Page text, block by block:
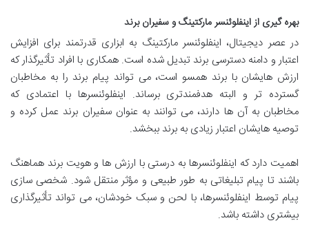
بهره گیری از اینفلوئنسر مارکتینگ و سفیران برند
در عصر دیجیتال، اینفلوئنسر مارکتینگ به ابزاری قدرتمند برای افزایش
اعتبار و دامنه دسترسی برند تبدیل شده است. همکاری با افراد تأثیرگذار که
ارزش هایشان با برند همسو است، می تواند پیام برند را به مخاطبان
گسترده تر و البته هدفمندتری برساند. اینفلوئنسرها با اعتمادی که
مخاطبان به آن ها دارند، می توانند به عنوان سفیران برند عمل کرده و
توصیه هایشان اعتبار زیادی به برند ببخشد.
اهمیت دارد که اینفلوئنسرها به درستی با ارزش ها و هویت برند هماهنگ
باشند تا پیام تبلیغاتی به طور طبیعی و مؤثر منتقل شود. شخصی سازی
پیام توسط اینفلوئنسرها، با لحن و سبک خودشان، می تواند تأثیرگذاری
بیشتری داشته باشد.